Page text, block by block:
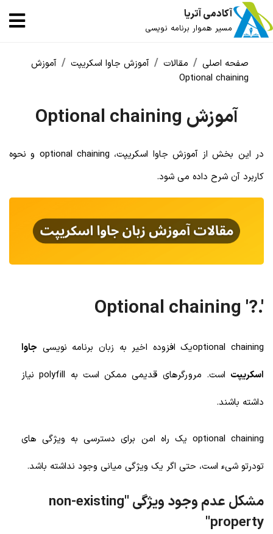
آکادمی آتریا
مسیر هموار برنامه نویسی
صفحه اصلی مقالات آموزش جاوا اسکریپت
آموزش
Optional chaining
آموزش Optional chaining
در این بخش از آموزش جاوا اسکریپت، optional chaining و نحوه
کاربرد آن شرح داده می شود.
'.?' Optional chaining
optional chainingیک افزوده اخیر به زبان برنامه نویسی
جاوا
اسکریپت
است. مرورگرهای قدیمی ممکن است به polyfill نیاز
داشته باشند.
optional chaining یک راه امن برای دسترسی به ویژگی های
تودرتو شیء است، حتی اگر یک ویژگی میانی وجود نداشته باشد.
مشکل عدم وجود ویژگی "non-existing
property"